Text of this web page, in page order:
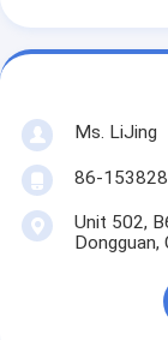
Ms. LiJing
86-
Unit 502,
Dongguan,